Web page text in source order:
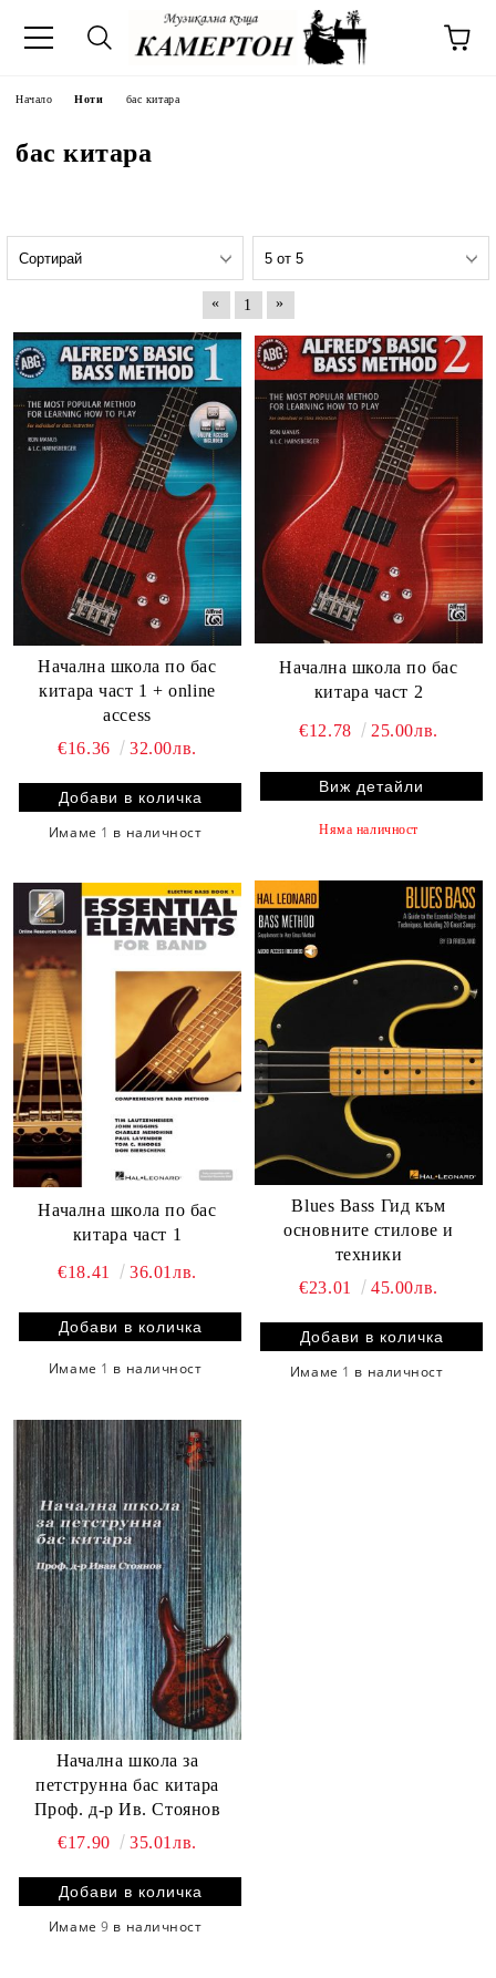
Начало Ноти бас китара
бас китара
« 1 »
Начална школа по бас
китара част 1 + online
access
€16.36
32.00лв.
Имаме 1 в наличност
Начална школа по бас
китара част 2
€12.78 25.00лв.
Виж детайли
Няма наличност
Начална школа по бас
китара част 1
€18.41 36.01лв.
Имаме 1 в наличност
Blues Bass Гид към
основните стилове и
техники
€23.01
45.00лв.
Имаме 1 в наличност
Начална школа за
петструнна бас китара
Проф. д-р Ив. Стоянов
€17.90
35.01лв.
Имаме9 в наличност